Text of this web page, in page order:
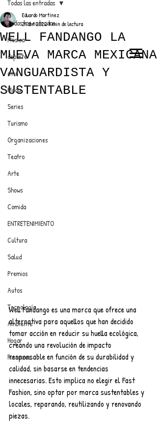
ANUNCIATE CON NOSOTROS
PARA MÁS INFORMACIÓN:
dinamicaseltrendytop@gmail.com
EL TRENDY TOP
CON EDDY MARTINEZ
Todas las entradas
Música
deporte
cine
Moda
Series
Turismo
Organizaciones
Teatro
Arte
Shows
Comida
ENTRETENIMIENTO
Cultura
Salud
Premios
Autos
Tecnología
Ambiente
Hogar
Finanzas
Todas las entradas
WELL FANDANGO LA
MUEVA MARCA MEXICANA
VANGUARDISTA Y
SUSTENTABLE
Eduardo Martínez
29 abr 20221 min de lectura
Well Fandango es una marca que ofrece una
alternativa para aquellos que han decidido
tomar acción en reducir su huella ecológica,
creando una revolución de impacto
responsable en función de su durabilidad y
calidad, sin basarse en tendencias
innecesarias. Esto implica no elegir el Fast
Fashion, sino optar por marca sustentables y
locales, reparando, reutilizando y renovando
piezas.